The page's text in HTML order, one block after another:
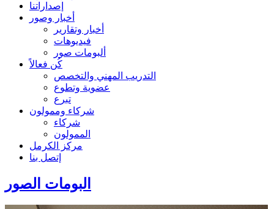
إصداراتنا
أخبار وصور
أخبار وتقارير
فيديوهات
ألبومات صور
كُن فعالاً
التدريب المهني والتخصص
عضوية وتطوع
تبرع
شركاء وممولون
شركاء
الممولون
مركز الكرمل
إتصل بنا
البومات الصور